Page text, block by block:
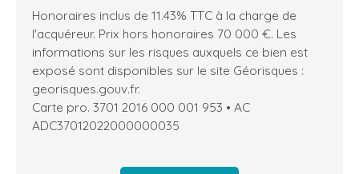
Honoraires inclus de 11.43% TTC à la charge de
l'acquéreur. Prix hors honoraires 70 000 €. Les
informations sur les risques auxquels ce bien est
exposé sont disponibles sur le site Géorisques :
georisques.gouv.fr.
Carte pro. 3701 2016 000 001 953 • AC
ADC37012022000000035